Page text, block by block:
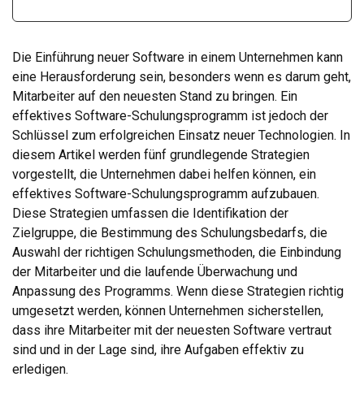
Die Einführung neuer Software in einem Unternehmen kann
eine Herausforderung sein, besonders wenn es darum geht,
Mitarbeiter auf den neuesten Stand zu bringen. Ein
effektives Software-Schulungsprogramm ist jedoch der
Schlüssel zum erfolgreichen Einsatz neuer Technologien. In
diesem Artikel werden fünf grundlegende Strategien
vorgestellt, die Unternehmen dabei helfen können, ein
effektives Software-Schulungsprogramm aufzubauen.
Diese Strategien umfassen die Identifikation der
Zielgruppe, die Bestimmung des Schulungsbedarfs, die
Auswahl der richtigen Schulungsmethoden, die Einbindung
der Mitarbeiter und die laufende Überwachung und
Anpassung des Programms. Wenn diese Strategien richtig
umgesetzt werden, können Unternehmen sicherstellen,
dass ihre Mitarbeiter mit der neuesten Software vertraut
sind und in der Lage sind, ihre Aufgaben effektiv zu
erledigen.